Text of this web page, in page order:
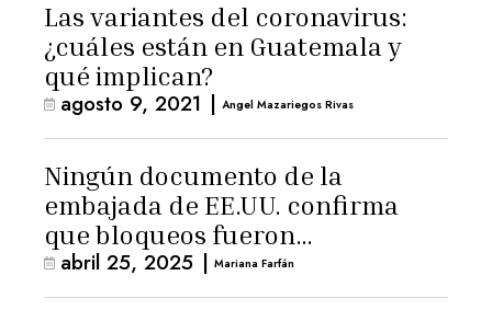
Las variantes del coronavirus:
¿cuáles están en Guatemala y
qué implican?
agosto 9, 2021 | Angel Mazariegos Rivas
Ningún documento de la
embajada de EE.UU. confirma
que bloqueos fueron
«planificados y tolerados»
abril 25, 2025 | Mariana Farfán